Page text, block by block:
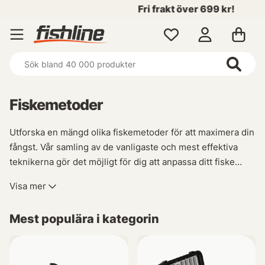
Fri frakt över 699 kr!
Fiskemetoder
Utforska en mängd olika fiskemetoder för att maximera din
fångst. Vår samling av de vanligaste och mest effektiva
teknikerna gör det möjligt för dig att anpassa ditt fiske
flugfiske, trolling eller ismete har vi allt du behöver för att
och specialiserade metoder såsom havsfiske,
Visa mer
Mest populära i kategorin